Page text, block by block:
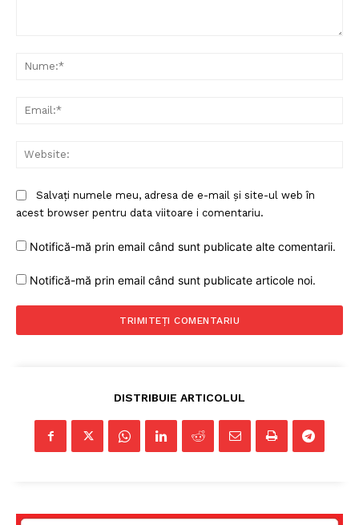
Salvați numele meu, adresa de e-mail și site-ul web în
acest browser pentru data viitoare i comentariu.
Notifică-mă prin email când sunt publicate alte comentarii.
Notifică-mă prin email când sunt publicate articole noi.
DISTRIBUIE ARTICOLUL